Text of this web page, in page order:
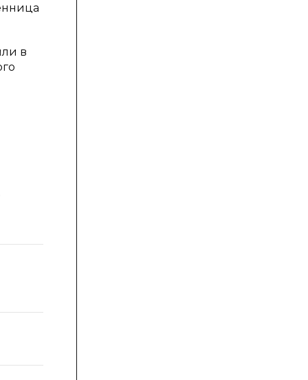
в